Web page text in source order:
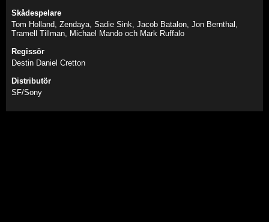
Skådespelare
Tom Holland, Zendaya, Sadie Sink, Jacob Batalon, Jon Bernthal,
Tramell Tillman, Michael Mando och Mark Ruffalo
Regissör
Destin Daniel Cretton
Distributör
SF/Sony